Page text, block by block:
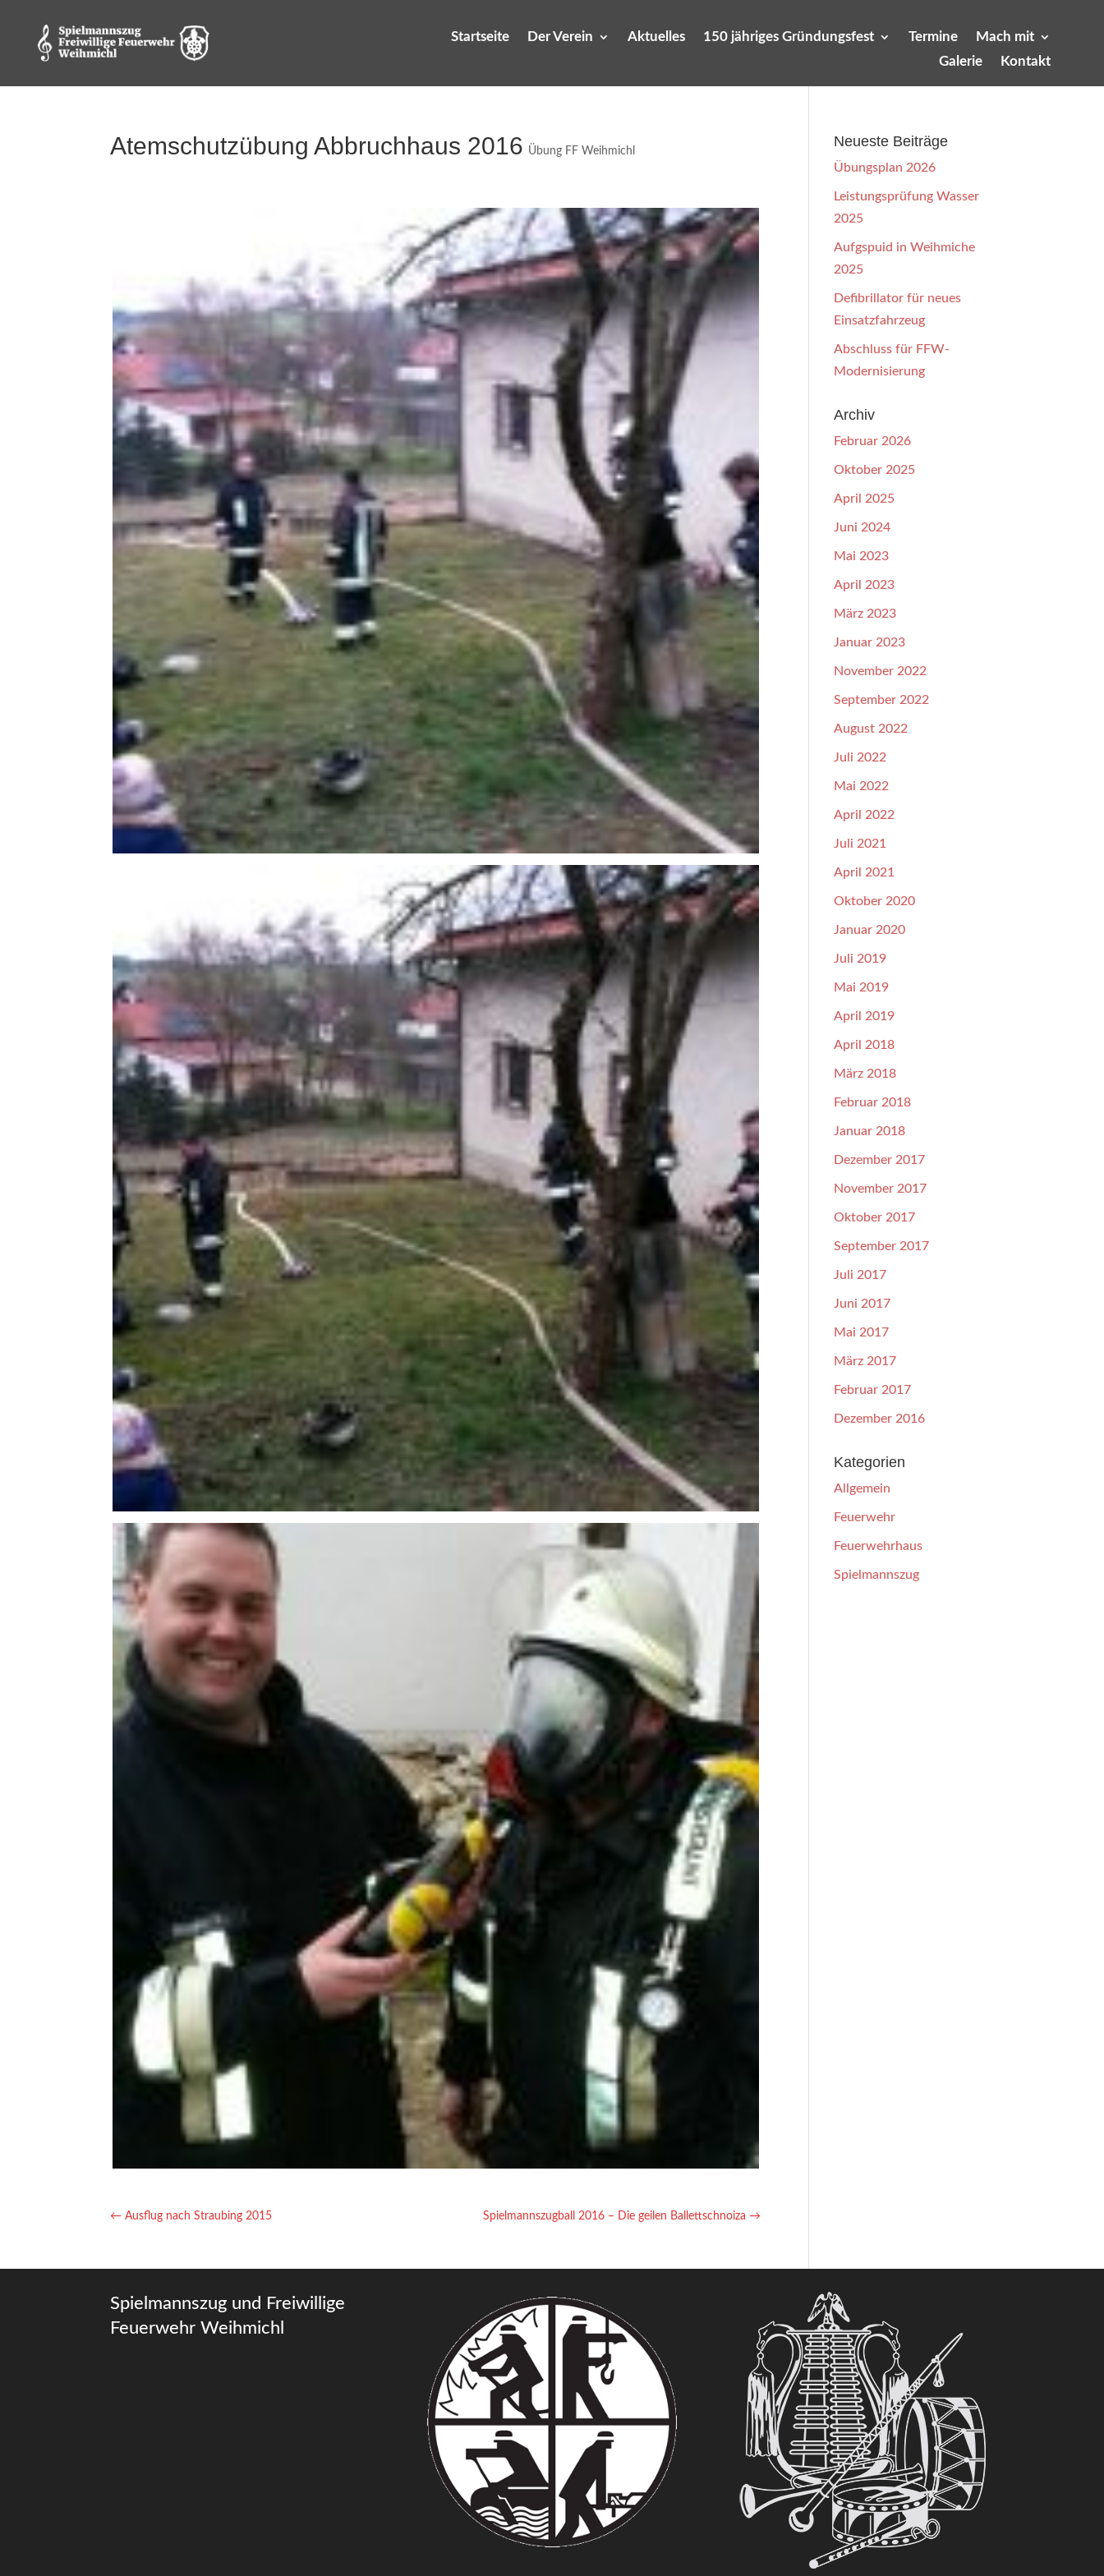
Startseite Der Verein Aktuelles 150 jähriges Gründungsfest Termine
Mach mit
Galerie
Kontakt
Atemschutzübung Abbruchhaus 2016 Übung FF Weihmichl
← Ausflug nach Straubing 2015 Spielmannszugball 2016 – Die geilen Ballettschnoiza→
Neueste Beiträge
Übungsplan 2026
Leistungsprüfung Wasser
2025
Aufgspuid in Weihmiche
2025
Defibrillator für neues
Einsatzfahrzeug
Abschluss für FFW-
Modernisierung
Archiv
Februar 2026
Oktober 2025
April 2025
Juni 2024
Mai 2023
April 2023
März 2023
Januar 2023
November 2022
September 2022
August 2022
Juli 2022
Mai 2022
April 2022
Juli 2021
April 2021
Oktober 2020
Januar 2020
Juli 2019
Mai 2019
April 2019
April 2018
März 2018
Februar 2018
Januar 2018
Dezember 2017
November 2017
Oktober 2017
September 2017
Juli 2017
Juni 2017
Mai 2017
März 2017
Februar 2017
Dezember 2016
Kategorien
Allgemein
Feuerwehr
Feuerwehrhaus
Spielmannszug
Spielmannszug und Freiwillige
Feuerwehr Weihmichl